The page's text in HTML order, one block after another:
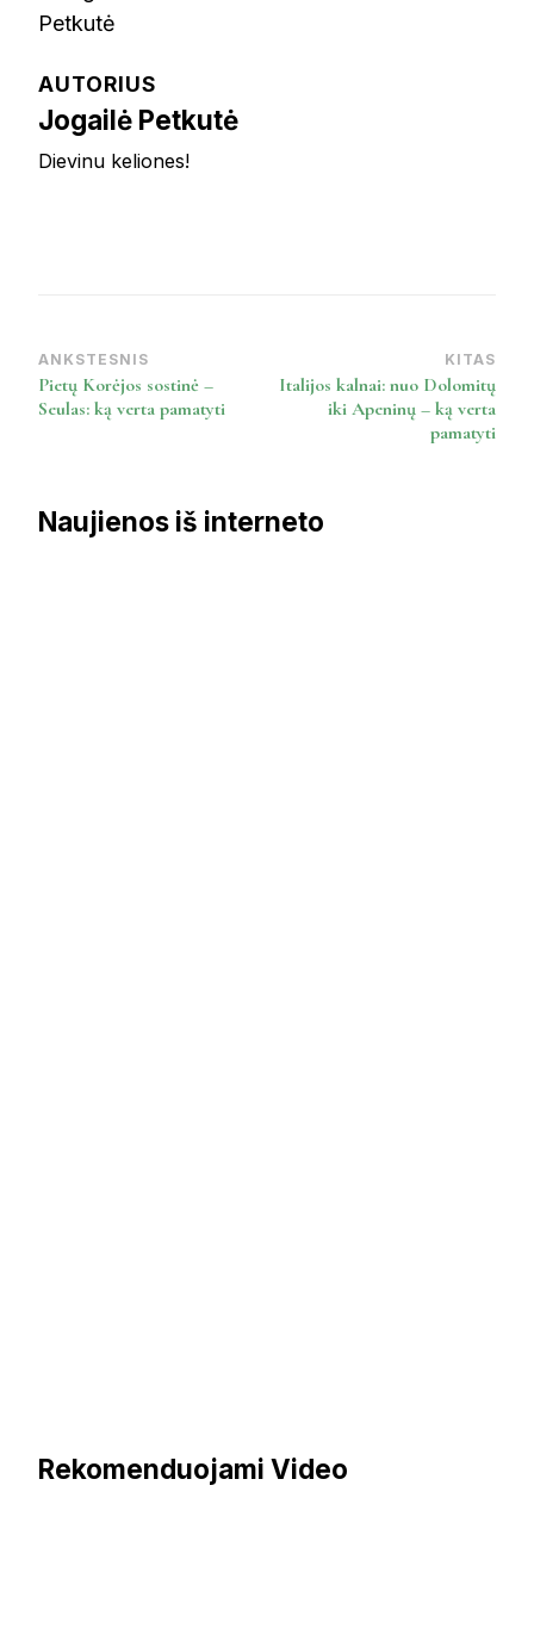
AUTORIUS
Jogailė Petkutė
Dievinu keliones!
Post
Navigation
ANKSTESNIS
Pietų Korėjos sostinė –
Seulas: ką verta pamatyti
KITAS
Italijos kalnai: nuo Dolomitų
iki Apeninų – ką verta
pamatyti
Naujienos iš interneto
Rekomenduojami Video